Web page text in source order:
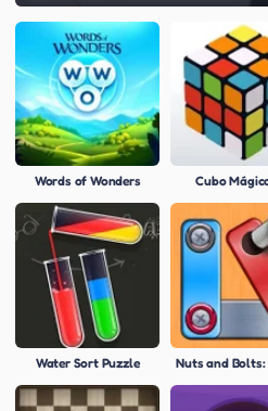
Words of Wonders Cubo
Water Sort Puzzle